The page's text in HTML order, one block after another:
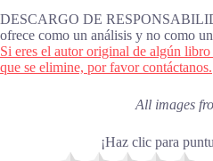
DESCARGO DE
ofrece como un análisis y no como
Si eres el autor original de algún
que se elimine, por favor contáctanos.
All images
¡Haz clic para